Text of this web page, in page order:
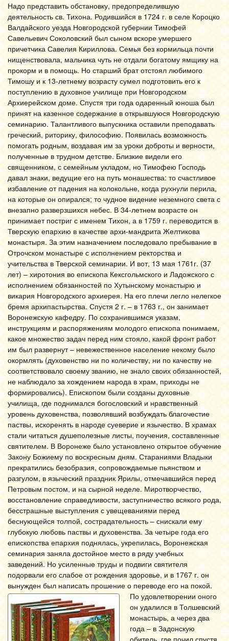
Надо представить обстановку, предопределившую
деятельность св. Тихона. Родившийся в 1724 г. в селе Короцко
Валдайского уезда Новгородской губернии Тимофей
Савельевич Соколовский был сыном вскоре умершего
причетчика Савелия Кириллова. Семья без кормильца почти
нищенствовала, мальчика чуть не отдали богатому ямщику на
прокорм и в помощь. Но старший брат отстоял любимого
Тимошу и к 13-летнему возрасту сумел подготовить его к
поступлению в духовное училище при Новгородском
Архиерейском доме. Спустя три года одаренный юноша был
принят на казенное содержание в открывшуюся Новгородскую
семинарию. Талантливого выпускника оставили преподавать
греческий, риторику, философию. Появилась возможность
помогать родным, воздавая им за уроки доброты и верности,
полученные в трудном детстве. Близкие видели его
священником, с семейным укладом, но Тимофею Господь
давал знаки, ведущие его на путь монашества: то счастливое
избавление от падения на колокольне, когда рухнули перила,
на которые он опирался; то чудное видение неземного света с
внезапно разверзшихся небес. В 34-летнем возрасте он
принимает постриг с именем Тихон, а в 1759 г. переводится в
Тверскую епархию в качестве архи-мандрита Желтикова
монастыря. За этим назначением последовало пребывание в
Отрочском монастыре с исполнением ректорства и
учительства в Тверской семинарии. И вот, 13 мая 1761г. (37
лет) – хиротония во епископа Кексгольмского и Ладожского с
исполнением обязанностей по Хутынскому монастырю и
викария Новгородского архиерея. На его плечи легло нелегкое
бремя архипастырства. Спустя 2 г. – в 1763 г., он занимает
Воронежскую кафедру. По сохранившимся указам,
инструкциям и распоряжениям молодого епископа понимаем,
какое множество задач перед ним стояло, какой фронт работ
им был развернут – невежественное население некому было
окормлять (духовенство ни по количеству, ни по качеству не
соответствовало своему званию, не знало своих обязанностей,
не наблюдало за хождением народа в храм, приходы не
формировались). Епископом были созданы духовные
училища, где поднимался богословский и нравственный
уровень духовенства, позволявший возбуждать благочестие
паствы, искоренять в народе суеверие и язычество. В храмах
стали читаться душеполезные листы, поучения, составленные
святителем. В Воронеже было установлено открытое обучение
Закону Божиему по воскресным дням. Стараниями Владыки
прекратились безобразия, сопровождаемые пьянством и
разгулом, в языческий праздник Ярилы, отмечавшийся перед
Петровым постом, и на сырной неделе. Миротворчество,
восстановление справедливости, заступничество всякого рода,
бесстрашные выступления с увещеваниями перед
беснующейся толпой, сострадательность – снискали ему
глубокую любовь паствы и духовенства. За четыре года его
епископства епархия поднялась, укрепилась, Воронежская
семинария заняла достойное место в ряду учебных
заведений. Но усиленные труды и подвиги святителя
подорвали его слабое от рождения здоровье, и в 1767 г. он
вынужден был написать прошение о переводе его на покой.
По удовлетворении оного
он удалился в Толшевский
монастырь, а через два
года – в Задонскую
обитель, где почил спустя